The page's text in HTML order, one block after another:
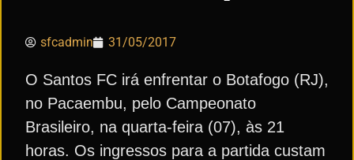
sfcadmin 31/05/2017
O Santos FC irá enfrentar o Botafogo (RJ),
no Pacaembu, pelo Campeonato
Brasileiro, na quarta-feira (07), às 21
horas. Os ingressos para a partida custam